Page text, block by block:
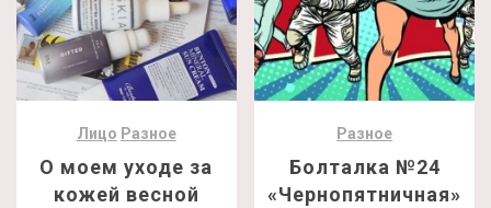
Лицо Разное
О моем уходе за
кожей весной
Разное
Болталка №24
«Чернопятничная»